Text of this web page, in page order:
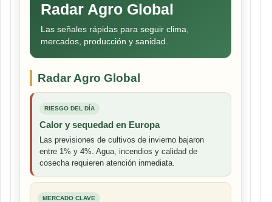
Radar Agro Global
Las señales rápidas para seguir clima,
mercados, producción y sanidad.
Radar Agro Global
RIESGO DEL DÍA
Calor y sequedad en Europa
Las previsiones de cultivos de invierno bajaron
entre 1% y 4%. Agua, incendios y calidad de
cosecha requieren atención inmediata.
MERCADO CLAVE